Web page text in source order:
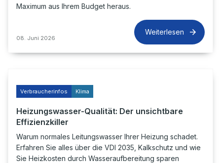
Maximum aus Ihrem Budget heraus.
08. Juni 2026
Weiterlesen
Verbraucherinfos Klima
Heizungswasser-Qualität: Der unsichtbare
Effizienzkiller
Warum normales Leitungswasser Ihrer Heizung schadet.
Erfahren Sie alles über die VDI 2035, Kalkschutz und wie
Sie Heizkosten durch Wasseraufbereitung sparen